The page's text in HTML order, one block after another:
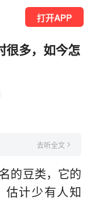
打开APP
很多，如今怎
去听全文
的豆类，它的
计少有人知